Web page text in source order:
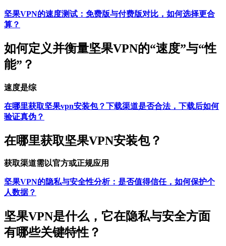
坚果VPN的速度测试：免费版与付费版对比，如何选择更合
算？
如何定义并衡量坚果VPN的“速度”与“性
能”？
速度是综
在哪里获取坚果vpn安装包？下载渠道是否合法，下载后如何
验证真伪？
在哪里获取坚果VPN安装包？
获取渠道需以官方或正规应用
坚果VPN的隐私与安全性分析：是否值得信任，如何保护个
人数据？
坚果VPN是什么，它在隐私与安全方面
有哪些关键特性？